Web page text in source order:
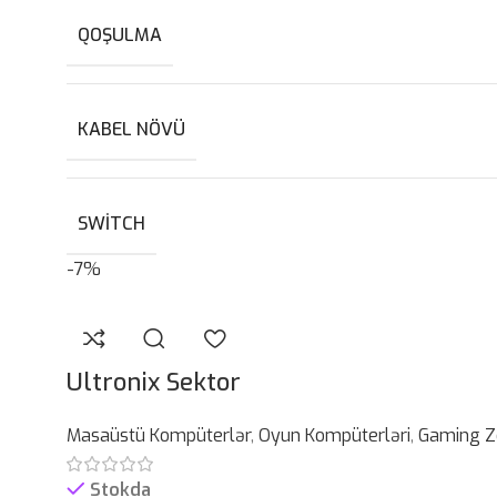
QOŞULMA
KABEL NÖVÜ
SWITCH
-7%
Ultronix Sektor
Masaüstü Kompüterlər, Oyun Kompüterləri, Gaming
Stokda